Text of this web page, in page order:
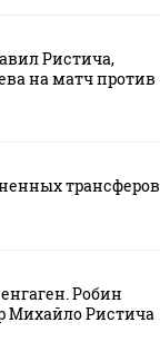
Ристича,
на матч против
трансферов
Робин
Михайло Ристича